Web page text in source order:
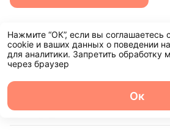
Наши филиалы
Центр стоматологии InnДента
ул. Городской Вал, д.15, корп.1
Нажмите “ОК”, если вы соглашаетесь с
cookie и ваших данных о поведении
для аналитики. Запретить
через браузер
Ок